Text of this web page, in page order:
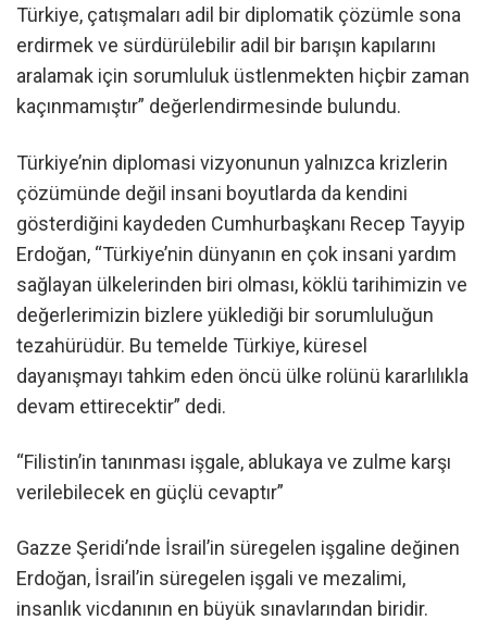
Türkiye, çatışmaları adil bir diplomatik çözümle sona
erdirmek ve sürdürülebilir adil bir barışın kapılarını
aralamak için sorumluluk üstlenmekten hiçbir zaman
kaçınmamıştır” değerlendirmesinde bulundu.
Türkiye’nin diplomasi vizyonunun yalnızca krizlerin
çözümünde değil insani boyutlarda da kendini
gösterdiğini kaydeden Cumhurbaşkanı Recep Tayyip
Erdoğan, “Türkiye’nin dünyanın en çok insani yardım
sağlayan ülkelerinden biri olması, köklü tarihimizin ve
değerlerimizin bizlere yüklediği bir sorumluluğun
tezahürüdür. Bu temelde Türkiye, küresel
dayanışmayı tahkim eden öncü ülke rolünü kararlılıkla
devam ettirecektir” dedi.
“Filistin’in tanınması işgale, ablukaya ve zulme karşı
verilebilecek en güçlü cevaptır”
Gazze Şeridi’nde İsrail’in süregelen işgaline değinen
Erdoğan, İsrail’in süregelen işgali ve mezalimi,
insanlık vicdanının en büyük sınavlarından biridir.